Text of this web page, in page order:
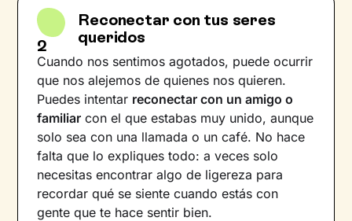
2
Reconectar con tus seres
queridos
Cuando nos sentimos agotados, puede ocurrir
que nos alejemos de quienes nos quieren.
Puedes intentar reconectar con un amigo o
familiar con el que estabas muy unido, aunque
solo sea con una llamada o un café. No hace
falta que lo expliques todo: a veces solo
necesitas encontrar algo de ligereza para
recordar qué se siente cuando estás con
gente que te hace sentir bien.